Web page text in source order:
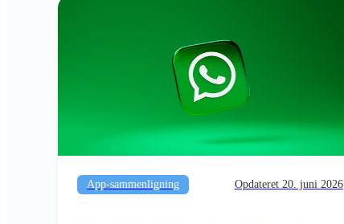
App-sammenligning Opdateret 20. juni 2026